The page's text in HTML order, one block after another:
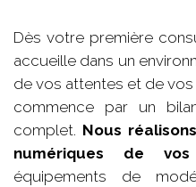
Dès votre première
accueille dans un
de vos attentes et de
commence par un
complet. Nous
numériques de
équipements de